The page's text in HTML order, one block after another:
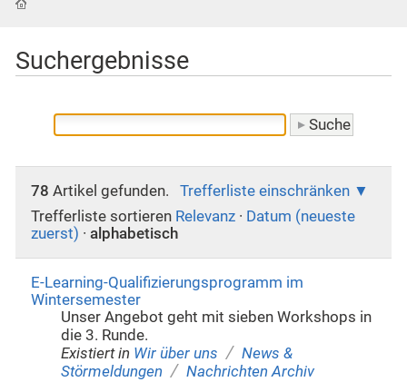
Suchergebnisse
78 Artikel gefunden.
Trefferliste einschränken
Trefferliste sortieren Relevanz · Datum (neueste
zuerst) · alphabetisch
E-Learning-Qualifizierungsprogramm im
Wintersemester
Unser Angebot geht mit sieben Workshops in
die 3. Runde.
Existiert in Wir über uns / News &
Störmeldungen / Nachrichten Archiv